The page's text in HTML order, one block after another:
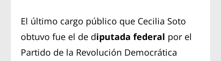
El último cargo público que Cecilia Soto
obtuvo fue el de diputada federal por el
Partido de la Revolución Democrática